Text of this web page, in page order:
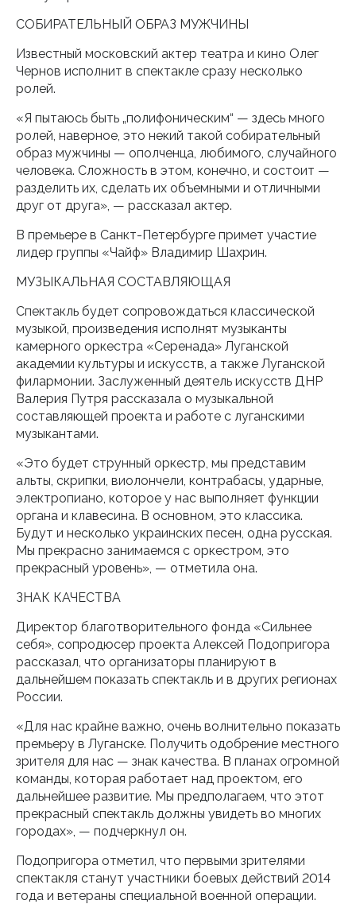
СОБИРАТЕЛЬНЫЙ ОБРАЗ МУЖЧИНЫ
Известный московский актер театра и кино Олег
Чернов исполнит в спектакле сразу несколько
ролей.
«Я пытаюсь быть „полифоническим“ — здесь много
ролей, наверное, это некий такой собирательный
образ мужчины — ополченца, любимого, случайного
человека. Сложность в этом, конечно, и состоит —
разделить их, сделать их объемными и отличными
друг от друга», — рассказал актер.
В премьере в Санкт-Петербурге примет участие
лидер группы «Чайф» Владимир Шахрин.
МУЗЫКАЛЬНАЯ СОСТАВЛЯЮЩАЯ
Спектакль будет сопровождаться классической
музыкой, произведения исполнят музыканты
камерного оркестра «Серенада» Луганской
академии культуры и искусств, а также Луганской
филармонии. Заслуженный деятель искусств ДНР
Валерия Путря рассказала о музыкальной
составляющей проекта и работе с луганскими
музыкантами.
«Это будет струнный оркестр, мы представим
альты, скрипки, виолончели, контрабасы, ударные,
электропиано, которое у нас выполняет функции
органа и клавесина. В основном, это классика.
Будут и несколько украинских песен, одна русская.
Мы прекрасно занимаемся с оркестром, это
прекрасный уровень», — отметила она.
ЗНАК КАЧЕСТВА
Директор благотворительного фонда «Сильнее
себя», сопродюсер проекта Алексей Подопригора
рассказал, что организаторы планируют в
дальнейшем показать спектакль и в других регионах
России.
«Для нас крайне важно, очень волнительно показать
премьеру в Луганске. Получить одобрение местного
зрителя для нас — знак качества. В планах огромной
команды, которая работает над проектом, его
дальнейшее развитие. Мы предполагаем, что этот
прекрасный спектакль должны увидеть во многих
городах», — подчеркнул он.
Подопригора отметил, что первыми зрителями
спектакля станут участники боевых действий 2014
года и ветераны специальной военной операции.